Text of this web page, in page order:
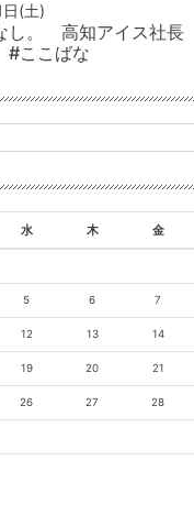
(土)
し。 高知アイス社
ここばな
水 木 金
5 6 7
12 13 14
19 20 21
26 27 28